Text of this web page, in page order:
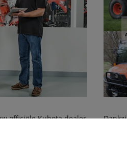
officiële Kubota dealer